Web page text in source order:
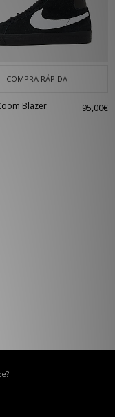
COMPRA RÁPIDA
Blazer
95,00€